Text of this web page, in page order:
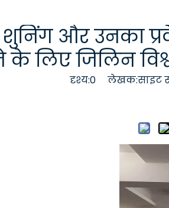
शुनिंग और उनका
के लिए जिलिन
दृश्य:0 लेखक:साइट